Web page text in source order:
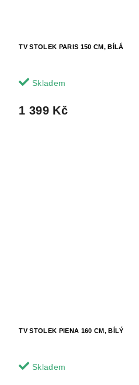
TV STOLEK PARIS 150 CM, BÍLÁ
Skladem
1 399 Kč
TV STOLEK PIENA 160 CM, BÍLÝ
Skladem